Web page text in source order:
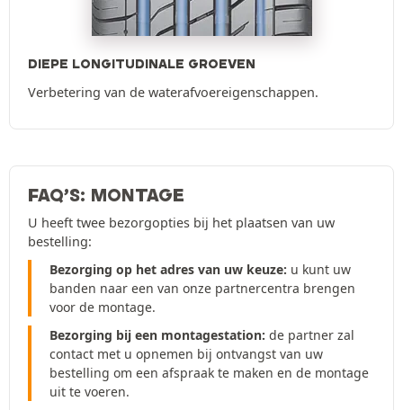
DIEPE LONGITUDINALE GROEVEN
Verbetering van de waterafvoereigenschappen.
FAQ’S: MONTAGE
U heeft twee bezorgopties bij het plaatsen van uw
bestelling:
Bezorging op het adres van uw keuze: u kunt uw
banden naar een van onze partnercentra brengen
voor de montage.
Bezorging bij een montagestation: de partner zal
contact met u opnemen bij ontvangst van uw
bestelling om een afspraak te maken en de montage
uit te voeren.